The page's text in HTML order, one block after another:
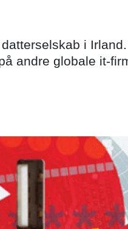
i
andre globale it-